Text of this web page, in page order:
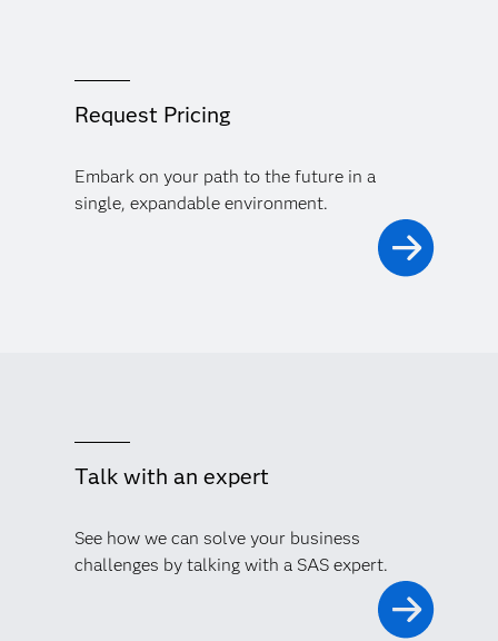
Request Pricing
Embark on your path to the future in a
single, expandable environment.
Talk with an expert
See how we can solve your business
challenges by talking with a SAS expert.